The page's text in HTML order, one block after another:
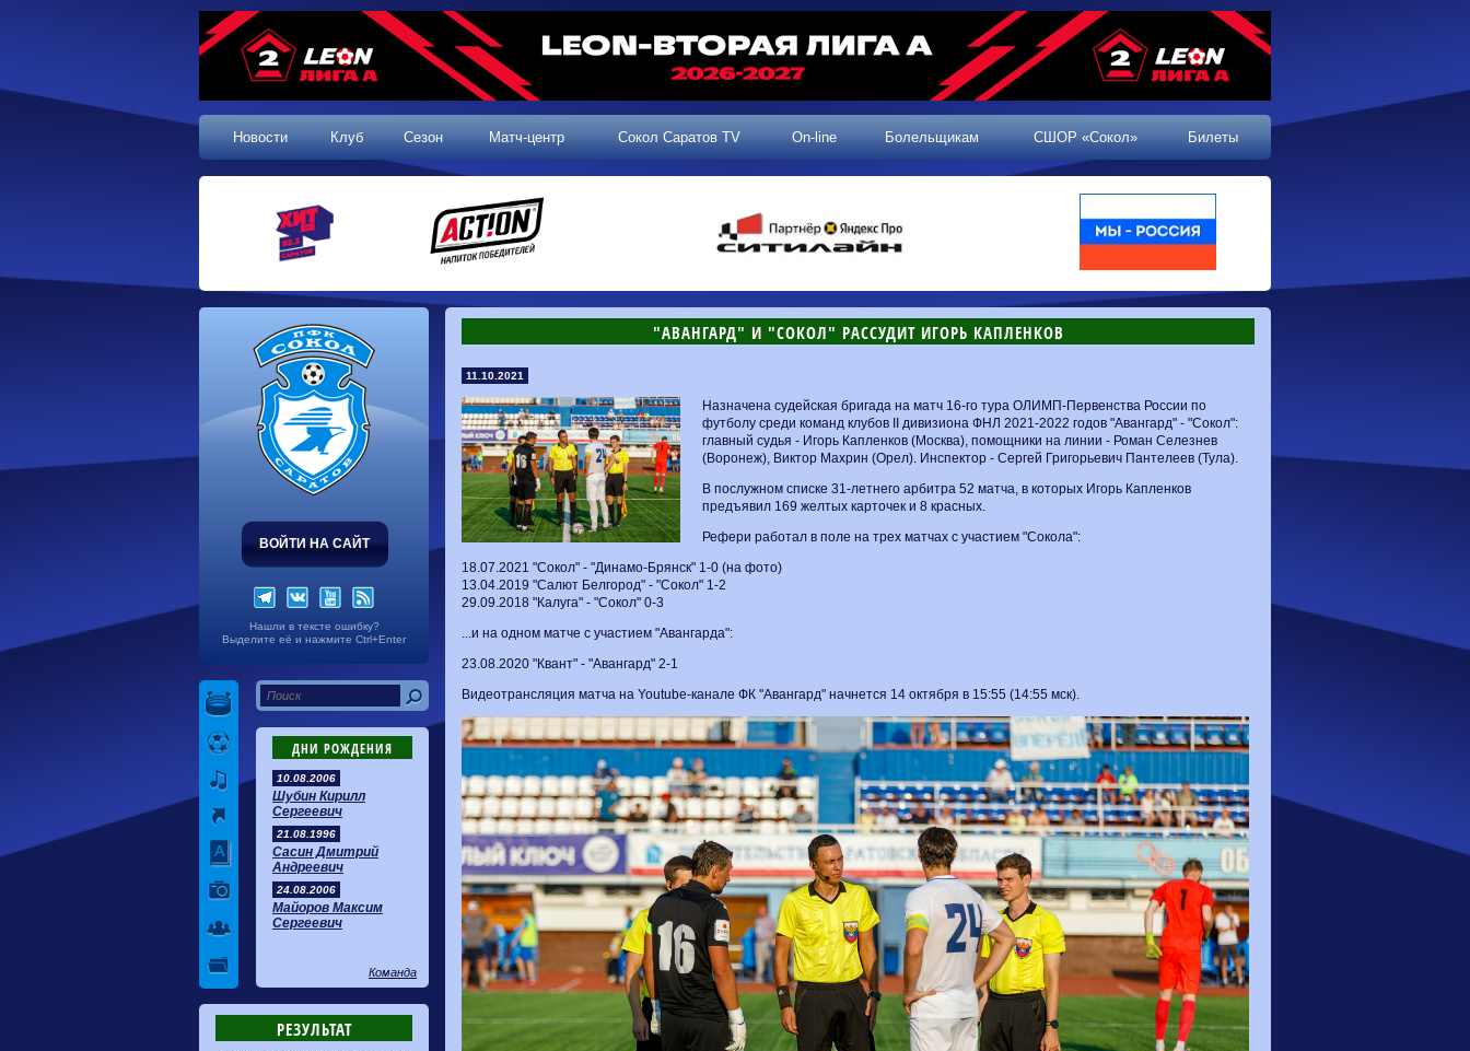
Новости Клуб Сезон Матч-центр Сокол Саратов TV On-line Болельщикам СШОР «Сокол» Билеты
ВОЙТИ НА САЙТ
Нашли в тексте ошибку?
Выделите её и нажмите Ctrl+Enter
ДНИ РОЖДЕНИЯ
10.08.2006
Шубин Кирилл
Сергеевич
21.08.1996
Сасин Дмитрий
Андреевич
24.08.2006
Майоров Максим
Сергеевич
Команда
РЕЗУЛЬТАТ
"АВАНГАРД" И "СОКОЛ" РАССУДИТ ИГОРЬ КАПЛЕНКОВ
11.10.2021
Назначена судейская бригада на матч 16-го тура ОЛИМП-Первенства России по
футболу среди команд клубов II дивизиона ФНЛ 2021-2022 годов "Авангард" - "Сокол":
главный судья - Игорь Капленков (Москва), помощники на линии - Роман Селезнев
(Воронеж), Виктор Махрин (Орел). Инспектор - Сергей Григорьевич Пантелеев (Тула).
В послужном списке 31-летнего арбитра 52 матча, в которых Игорь Капленков
предъявил 169 желтых карточек и 8 красных.
Рефери работал в поле на трех матчах с участием "Сокола":
18.07.2021 "Сокол" - "Динамо-Брянск" 1-0 (на фото)
13.04.2019 "Салют Белгород" - "Сокол" 1-2
29.09.2018 "Калуга" - "Сокол" 0-3
...и на одном матче с участием "Авангарда":
23.08.2020 "Квант" - "Авангард" 2-1
Видеотрансляция матча на Youtube-канале ФК "Авангард" начнется 14 октября в 15:55 (14:55 мск).